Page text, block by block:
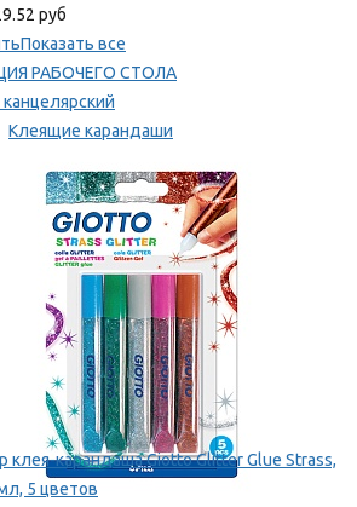
руб
Показать все
РАБОЧЕГО СТОЛА
Клеящие карандаши
клея-карандаша Giotto Glitter Glue Strass,
5 цветов